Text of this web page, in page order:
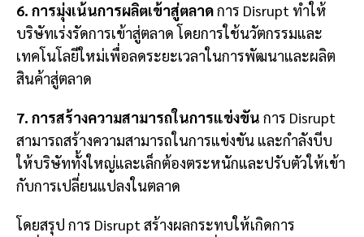
6. การมุ่งเน้นการผลิตเข้าสู่ตลาดการ Disrupt ทำให้
บริษัทเร่งรัดการเข้าสู่ตลาด โดยการใช้นวัตกรรมและ
เทคโนโลยีใหม่เพื่อลดระยะเวลาในการพัฒนาและผลิต
สินค้าสู่ตลาด
7. การสร้างความสามารถในการแข่งขัน การ Disrupt
สามารถสร้างความสามารถในการแข่งขัน และกำลังบีบ
ให้บริษัททั้งใหญ่และเล็กต้องตระหนักและปรับตัวให้เข้า
กับการเปลี่ยนแปลงในตลาด
โดยสรุป การ Disrupt สร้างผลกระทบให้เกิดการ